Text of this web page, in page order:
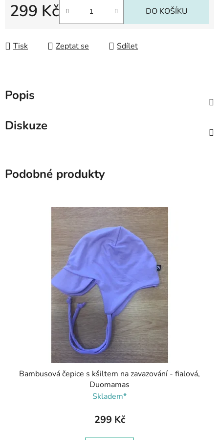
299 Kč DO KOŠÍKU
Tisk Zeptat se Sdílet
Popis
Diskuze
Podobné produkty
Bambusová čepice s kšiltem na zavazování - fialová,
Duomamas
Skladem*
299 Kč